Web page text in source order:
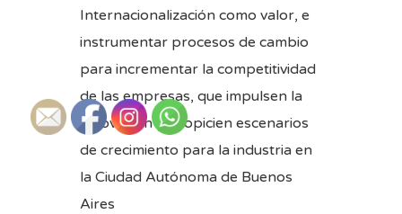
Internacionalización como valor, e
instrumentar procesos de cambio
para incrementar la competitividad
de las empresas, que impulsen la
innovación y propicien escenarios
de crecimiento para la industria en
la Ciudad Autónoma de Buenos
Aires